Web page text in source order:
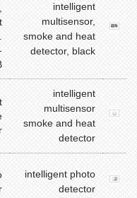
intelligent
multisensor,
smoke and heat
detector, black
intelligent
multisensor
smoke and heat
detector
intelligent photo
detector